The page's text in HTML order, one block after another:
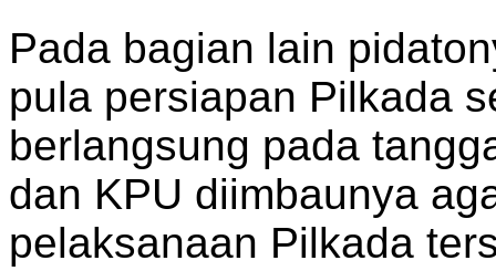
Pada bagian lain
pula persiapan Pilkada
berlangsung pada
dan KPU diimbaunya
pelaksanaan Pilkada